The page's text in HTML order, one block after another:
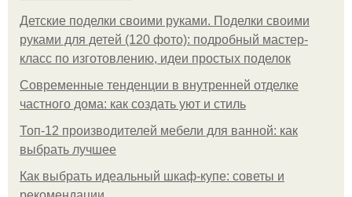
Детские поделки своими руками. Поделки своими
руками для детей (120 фото): подробный мастер-
класс по изготовлению, идеи простых поделок
Современные тенденции в внутренней отделке
частного дома: как создать уют и стиль
Топ-12 производителей мебели для ванной: как
выбрать лучшее
Как выбрать идеальный шкаф-купе: советы и